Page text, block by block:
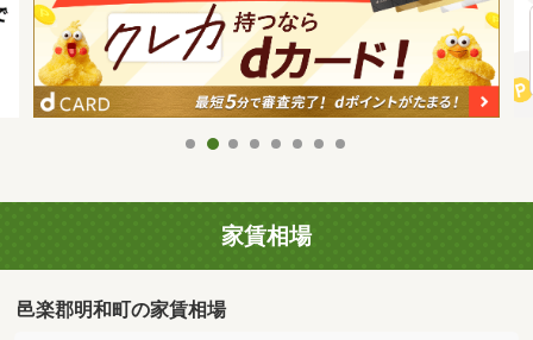
家賃相場
邑楽郡明和町の家賃相場